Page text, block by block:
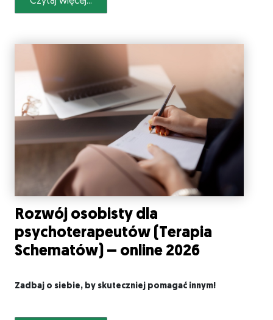
Rozwój osobisty dla
psychoterapeutów (Terapia
Schematów) – online 2026
Zadbaj o siebie, by skuteczniej pomagać innym!